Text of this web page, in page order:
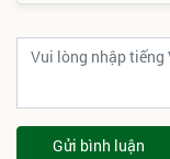
Gửi bình luận